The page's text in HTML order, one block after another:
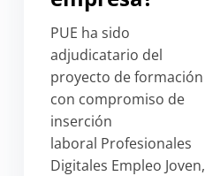
PUE ha sido
adjudicatario del
proyecto de formación
con compromiso de
inserción
laboral Profesionales
Digitales Empleo Joven,